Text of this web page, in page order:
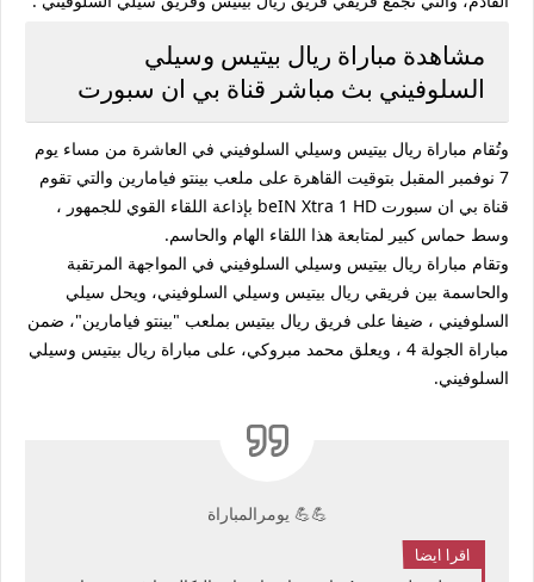
مشاهدة مباراة ريال بيتيس وسيلي
السلوفيني بث مباشر قناة بي ان سبورت
وتُقام مباراة ريال بيتيس وسيلي السلوفيني في العاشرة من مساء يوم
7 نوفمبر المقبل بتوقيت القاهرة على ملعب بينتو فيامارين والتي تقوم
قناة بي ان سبورت beIN Xtra 1 HD بإذاعة اللقاء القوي للجمهور ،
وسط حماس كبير لمتابعة هذا اللقاء الهام والحاسم.
وتقام مباراة ريال بيتيس وسيلي السلوفيني في المواجهة المرتقبة
والحاسمة بين فريقي ريال بيتيس وسيلي السلوفيني، ويحل سيلي
السلوفيني ، ضيفا على فريق ريال بيتيس بملعب "بينتو فيامارين"، ضمن
مباراة الجولة 4 ، ويعلق محمد مبروكي، على مباراة ريال بيتيس وسيلي
السلوفيني.
💪💪 يومرالمباراة
اقرا ايضا